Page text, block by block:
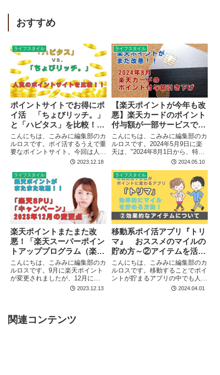
おすすめ
ライフスタイル
ポイントサイトでお得にポ
イ活 「ちょびリッチ。」
と「ハピタス」を比較！お
すすめはどっち？
こんにちは、こみみに編集部のカ
ルロスです。ポイ活するうえで重
要なポイントサイト。今回は人気
のポイントサイト『ちょびリッ
した。 この記事でわかること ・
『ハピタス』と『ちょびリッ
チ。』の特徴・ポイント交換時の
交換...
2023.12.18
ライフスタイル
【楽天ポイントが今年も改
悪】楽天カードのポイント
付与額が一部サービスで
2024年8月から引き下
げ！
こんにちは、こみみに編集部のカ
ルロスです。2024年5月9日に楽
天は、"2024年8月1日から、特定
の利用先における楽天カードの利
部変更となる"と発表しました。
要するに"楽天カードを使って獲
得できるポイントが下...
2024.05.10
ライフスタイル
楽天ポイントまたまた改
悪！「楽天スーパーポイン
トアッププログラム（楽天
SPU）」の12月変更点
打撃・恩恵を受ける人は？
こんにちは、こみみに編集部のカ
ルロスです。9月に楽天ポイント
が変更されましたが、12月にま
たまた楽天スーパーポイントアッ
です。 【楽天SPU】①年会費...
2023.12.13
ライフスタイル
移動系ポイ活アプリ『トリ
マ』 おススメのマイルの
貯め方～②アイテムを活用
する～
こんにちは、こみみに編集部のカ
ルロスです。移動することでポイ
ントが貯まるアプリの中でも人気
の高いアプリ『トリマ』。前回は
2024.04.01
関連コンテンツ